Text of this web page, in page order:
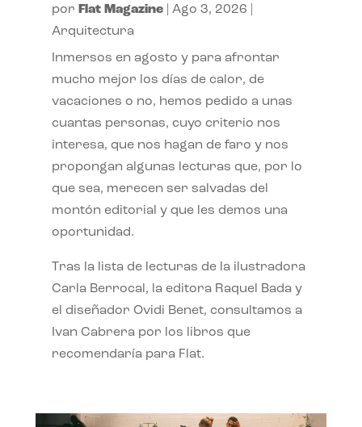
por Flat Magazine| Ago 3, 2026
Arquitectura
Inmersos en agosto y para afrontar
mucho mejor los días de calor, de
vacaciones o no, hemos pedido a unas
cuantas personas, cuyo criterio nos
interesa, que nos hagan de faro y nos
propongan algunas lecturas que, por lo
que sea, merecen ser salvadas del
montón editorial y que les demos una
oportunidad.
Tras la lista de lecturas de la ilustradora
Carla Berrocal, la editora Raquel Bada y
el diseñador Ovidi Benet, consultamos a
Ivan Cabrera por los libros que
recomendaría para Flat.